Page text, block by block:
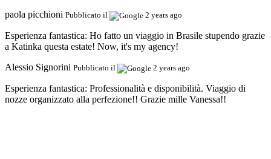
paola picchioni Pubblicato il 2 years ago
Esperienza fantastica: Ho fatto un viaggio in Brasile stupendo grazie
a Katinka questa estate! Now, it's my agency!
Alessio Signorini Pubblicato il 2 years ago
Esperienza fantastica: Professionalità e disponibilità. Viaggio di
nozze organizzato alla perfezione!! Grazie mille Vanessa!!